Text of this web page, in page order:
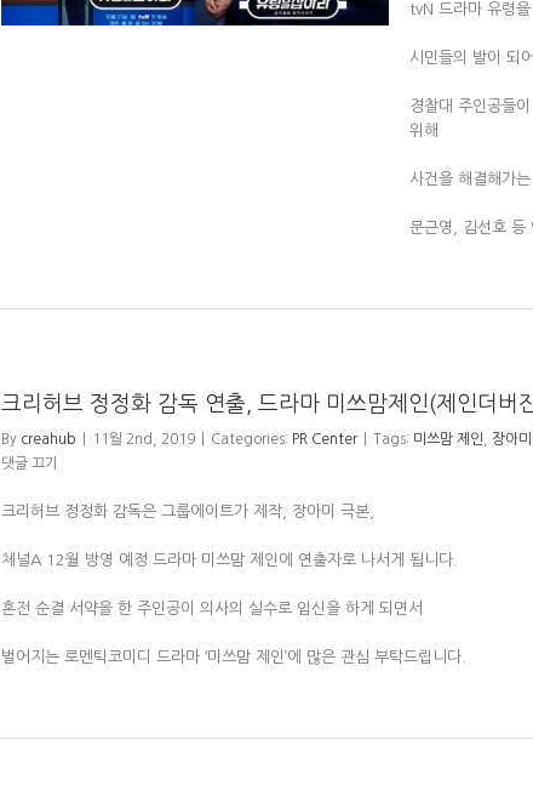
tvN 드라마 유령
시민들의 발이 되
경찰대 주인공들이
위해
사건을 해결해가
문근영, 김선호 등
크리허브 정정화 감독 연출, 드라마 미쓰맘제인(제인더버
By creahub 11월 2nd, 2019 Categories: PR Center Tags: 미쓰맘 제인 장아미
댓글 끄기
크리허브 정정화 감독은 그룹에이트가 제작, 장아미 극본,
체널A 12월 방영 예정 드라마 미쓰맘 제인에 연출자로 나서게 됩니다.
혼전 순결 서약을 한 주인공이 의사의 실수로 임신을 하게 되면서
벌어지는 로멘틱코미디 드라마 ‘미쓰맘 제인’에 많은 관심 부탁드립니다.